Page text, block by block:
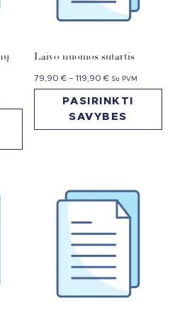
Laivo nuomos sutartis
79,90€ – 119,90€ Su PVM
PASIRINKTI
SAVYBES